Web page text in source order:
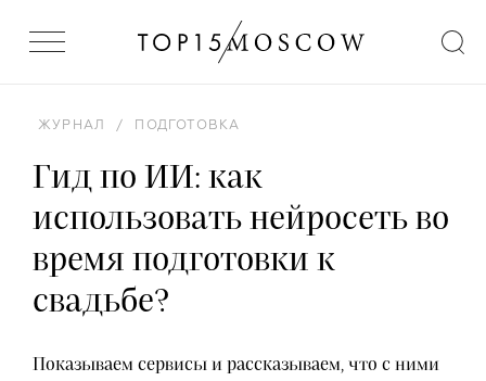
ЖУРНАЛ / ПОДГОТОВКА
Гид по ИИ: как
использовать нейросеть во
время подготовки к
свадьбе?
Показываем сервисы и рассказываем, что с ними